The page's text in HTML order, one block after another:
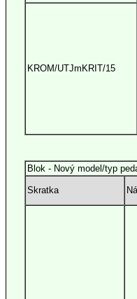
KROM/UTJmKRIT/15
Blok - Nový model/typ
Skratka